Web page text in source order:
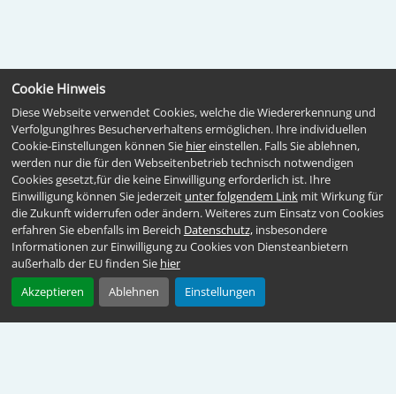
Cookie Hinweis
Diese Webseite verwendet Cookies, welche die Wiedererkennung und
VerfolgungIhres Besucherverhaltens ermöglichen. Ihre individuellen
Cookie-Einstellungen können Sie hiereinstellen. Falls Sie ablehnen,
werden nur die für den Webseitenbetrieb technisch notwendigen
Cookies gesetzt,für die keine Einwilligung erforderlich ist. Ihre
Einwilligung können Sie jederzeit unter folgendem Linkmit Wirkung für
die Zukunft widerrufen oder ändern. Weiteres zum Einsatz von Cookies
erfahren Sie ebenfalls im Bereich Datenschutz,insbesondere
Informationen zur Einwilligung zu Cookies von Diensteanbietern
außerhalb der EU finden Sie hier
Akzeptieren
Ablehnen Einstellungen